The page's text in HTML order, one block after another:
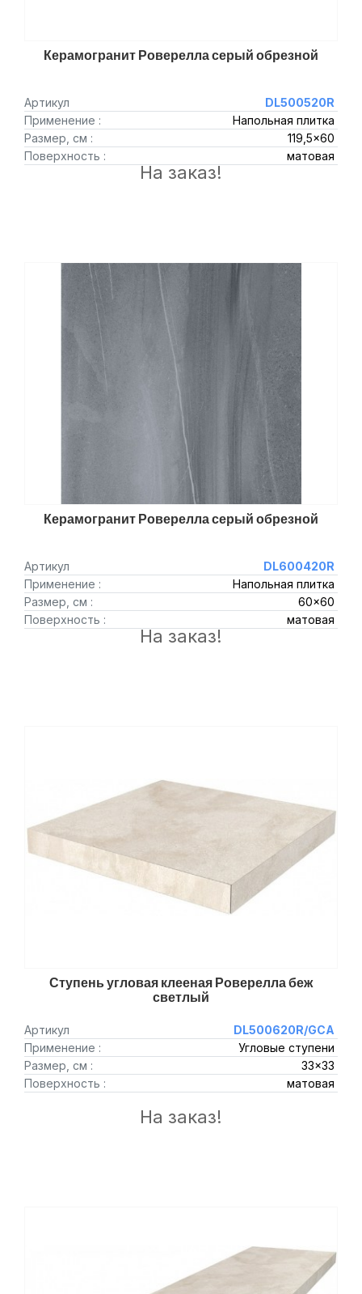
Керамогранит Роверелла серый обрезной
Артикул
DL500520R
Применение :
Напольная плитка
Размер, см :
119,5x60
Поверхность :
матовая
На заказ!
Керамогранит Роверелла серый обрезной
Артикул
DL600420R
Применение :
Напольная плитка
Размер, см :
60x60
Поверхность :
матовая
На заказ!
Ступень угловая клееная Роверелла беж
светлый
Артикул
DL500620R/GCA
Применение :
Угловые ступени
Размер, см :
33x33
Поверхность :
матовая
На заказ!